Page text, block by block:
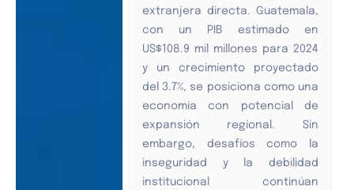
extranjera directa. Guatemala,
con un PIB estimado en
US$108.9 mil millones para 2024
y un crecimiento proyectado
del 3.7%, se posiciona como una
economía con potencial de
expansión regional. Sin
embargo, desafíos como la
inseguridad y la debilidad
institucional continúan